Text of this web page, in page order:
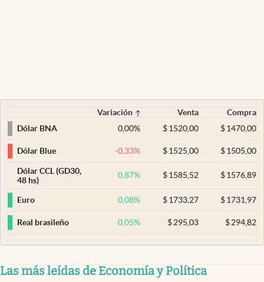
Variación Venta
Compra
Dólar BNA
0,00% $ 1520,00 $1470,00
Dólar Blue -0,33% $ 1525,00 $1505,00
Dólar CCL (GD30,
48 hs)
0,87% $ 1585,52 $1576,89
Euro 0,08% $ 1733,27 $1731,97
Real brasileño 0,05% $ 295,03 $294,82
Las más leídas de Economía y Política